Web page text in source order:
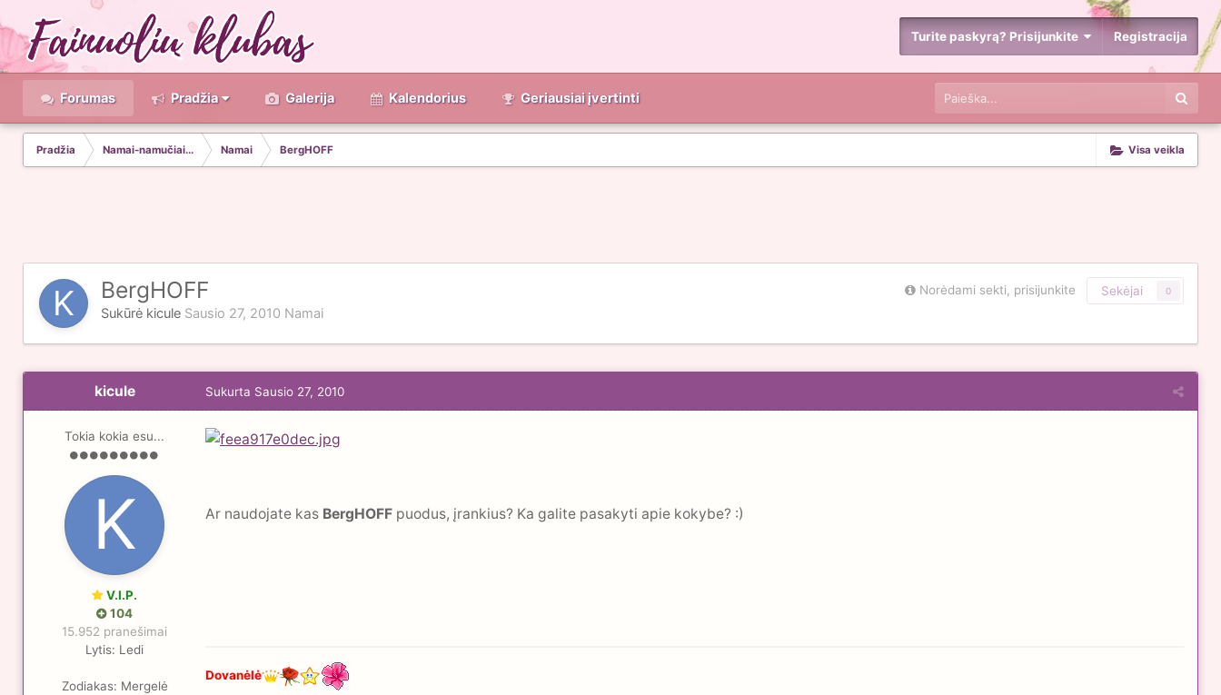
Turite paskyrą? Prisijunkite Registracija
Forumas Pradžia Galerija Kalendorius Geriausiai įvertinti
Visa veikla
Pradžia Namai-namučiai... Namai BergHOFF
Norėdami sekti, prisijunkite Sekėjai 0
BergHOFF
Sukūrė kicule Sausio 27, 2010 Namai
kicule
Tokia kokia esu...
V.I.P.
104
15.952 pranešimai
Lytis: Ledi
Zodiakas: Mergelė
Sukurta Sausio 27, 2010
Ar naudojate kas BergHOFF puodus, įrankius? Ka galite pasakyti apie kokybe? :)
Dovanėlė